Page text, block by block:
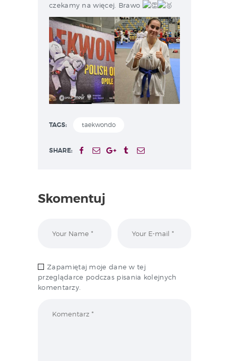
czekamy na więcej. Brawo
TAGS: taekwondo
SHARE:
Skomentuj
Zapamiętaj moje dane w tej
przeglądarce podczas pisania kolejnych
komentarzy.